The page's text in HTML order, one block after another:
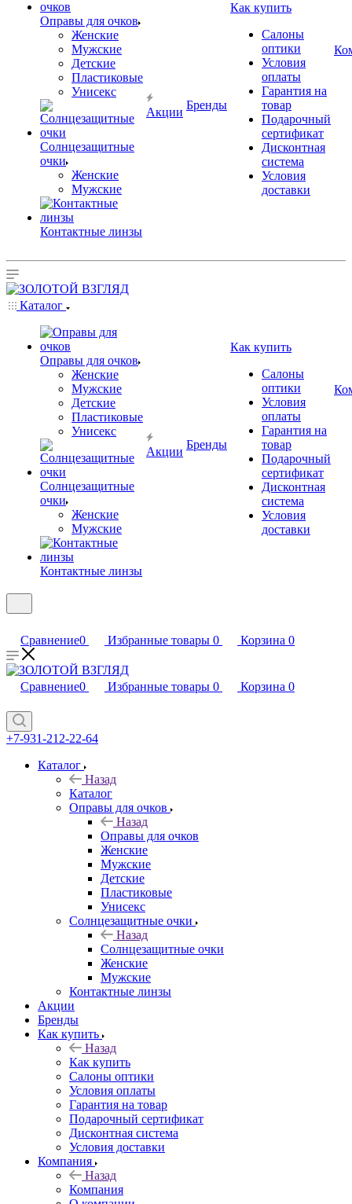
Оправы для очков
Женские
Мужские
Детские
Пластиковые
Унисекс
Солнцезащитные
очки
Женские
Мужские
Контактные линзы
Акции
Бренды
Как купить
Салоны
оптики
Условия
оплаты
Гарантия на
товар
Подарочный
сертификат
Дисконтная
система
Условия
доставки
Каталог
Оправы для очков
Женские
Мужские
Детские
Пластиковые
Унисекс
Солнцезащитные
очки
Женские
Мужские
Контактные линзы
Акции
Бренды
Как купить
Салоны
оптики
Условия
оплаты
Гарантия на
товар
Подарочный
сертификат
Дисконтная
система
Условия
доставки
Сравнение0 Избранные товары 0 Корзина 0
Сравнение0 Избранные товары 0 Корзина 0
+7-931-212-22-64
Каталог
Назад
Каталог
Оправы для очков
Назад
Оправы для очков
Женские
Мужские
Детские
Пластиковые
Унисекс
Солнцезащитные очки
Назад
Солнцезащитные очки
Женские
Мужские
Контактные линзы
Акции
Бренды
Как купить
Назад
Как купить
Салоны оптики
Условия оплаты
Гарантия на товар
Подарочный сертификат
Дисконтная система
Условия доставки
Компания
Назад
Компания